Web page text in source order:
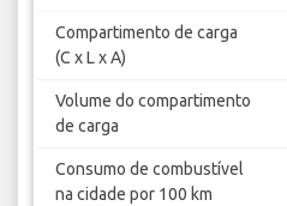
Compartimento de carga
(C x L x A)
Volume do compartimento
de carga
Consumo de combustível
na cidade por 100 km